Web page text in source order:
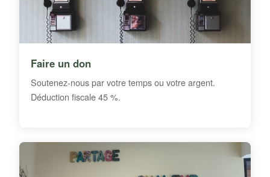
Faire un don
Soutenez-nous par votre temps ou votre argent.
Déduction fiscale 45 %.